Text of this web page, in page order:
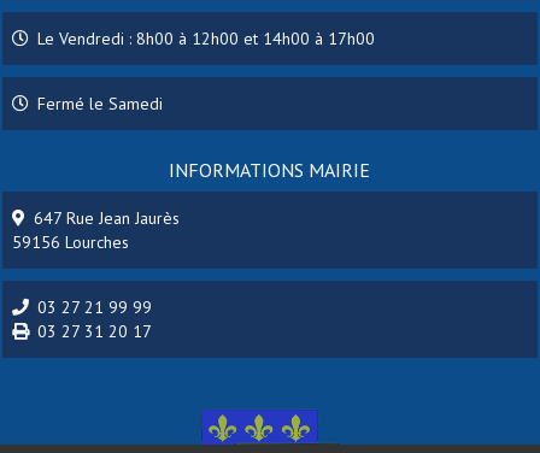
Le Vendredi : 8h00 à 12h00 et 14h00 à 17h00
Fermé le Samedi
INFORMATIONS MAIRIE
647 Rue Jean Jaurès
59156 Lourches
03 27 21 99 99
03 27 31 20 17